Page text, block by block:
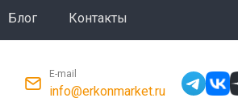
Блог Контакты
E-mail
info@erkonmarket.ru